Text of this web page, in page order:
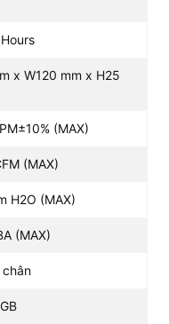
x W120 mm x H25
(MAX)
(MAX)
H2O (MAX)
(MAX)
chân